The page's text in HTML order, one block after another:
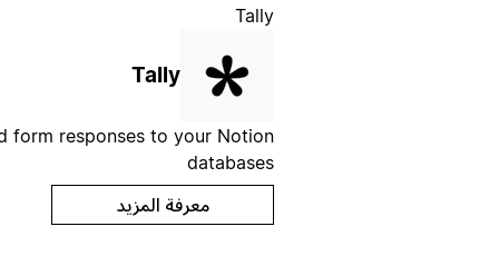
Tally
Tally
form responses to your Notion
databases
معرفة المزيد